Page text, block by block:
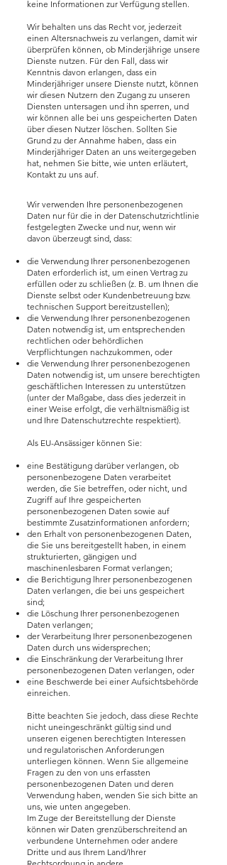
keine Informationen zur Verfügung stellen.
Wir behalten uns das Recht vor, jederzeit
einen Altersnachweis zu verlangen, damit wir
überprüfen können, ob Minderjährige unsere
Dienste nutzen. Für den Fall, dass wir
Kenntnis davon erlangen, dass ein
Minderjähriger unsere Dienste nutzt, können
wir diesen Nutzern den Zugang zu unseren
Diensten untersagen und ihn sperren, und
wir können alle bei uns gespeicherten Daten
über diesen Nutzer löschen. Sollten Sie
Grund zu der Annahme haben, dass ein
Minderjähriger Daten an uns weitergegeben
hat, nehmen Sie bitte, wie unten erläutert,
Kontakt zu uns auf.
Wir verwenden Ihre personenbezogenen
Daten nur für die in der Datenschutzrichtlinie
festgelegten Zwecke und nur, wenn wir
davon überzeugt sind, dass:
die Verwendung Ihrer personenbezogenen
Daten erforderlich ist, um einen Vertrag zu
erfüllen oder zu schließen (z. B. um Ihnen die
Dienste selbst oder Kundenbetreuung bzw.
technischen Support bereitzustellen);
die Verwendung Ihrer personenbezogenen
Daten notwendig ist, um entsprechenden
rechtlichen oder behördlichen
Verpflichtungen nachzukommen, oder
die Verwendung Ihrer personenbezogenen
Daten notwendig ist, um unsere berechtigten
geschäftlichen Interessen zu unterstützen
(unter der Maßgabe, dass dies jederzeit in
einer Weise erfolgt, die verhältnismäßig ist
und Ihre Datenschutzrechte respektiert).
Als EU-Ansässiger können Sie:
eine Bestätigung darüber verlangen, ob
personenbezogene Daten verarbeitet
werden, die Sie betreffen, oder nicht, und
Zugriff auf Ihre gespeicherten
personenbezogenen Daten sowie auf
bestimmte Zusatzinformationen anfordern;
den Erhalt von personenbezogenen Daten,
die Sie uns bereitgestellt haben, in einem
strukturierten, gängigen und
maschinenlesbaren Format verlangen;
die Berichtigung lhrer personenbezogenen
Daten verlangen, die bei uns gespeichert
sind;
die Löschung Ihrer personenbezogenen
Daten verlangen;
der Verarbeitung Ihrer personenbezogenen
Daten durch uns widersprechen;
die Einschränkung der Verarbeitung Ihrer
personenbezogenen Daten verlangen, oder
eine Beschwerde bei einer Aufsichtsbehörde
einreichen.
Bitte beachten Sie jedoch, dass diese Rechte
nicht uneingeschränkt gültig sind und
unseren eigenen berechtigten Interessen
und regulatorischen Anforderungen
unterliegen können. Wenn Sie allgemeine
Fragen zu den von uns erfassten
personenbezogenen Daten und deren
Verwendung haben, wenden Sie sich bitte an
uns, wie unten angegeben.
Im Zuge der Bereitstellung der Dienste
können wir Daten grenzüberschreitend an
verbundene Unternehmen oder andere
Dritte und aus Ihrem Land/Ihrer